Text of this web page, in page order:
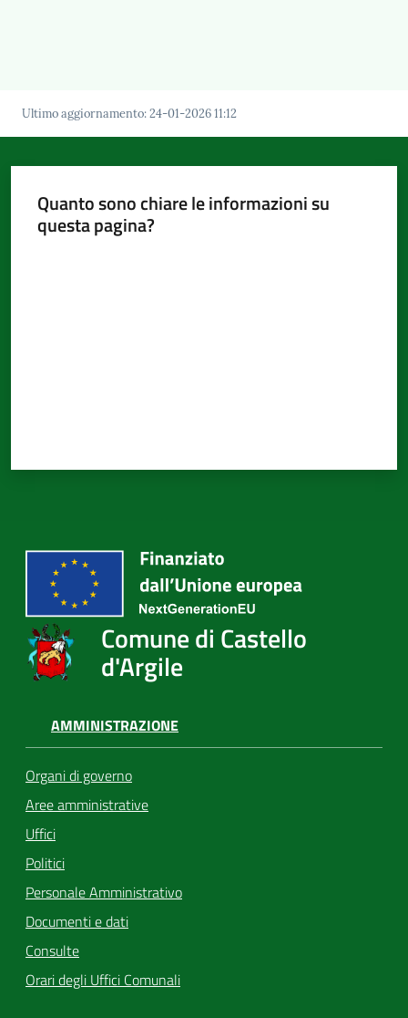
Ultimo aggiornamento:24-01-2026 11:12
Quanto sono chiare le informazioni su
questa pagina?
Comune di Castello
d'Argile
AMMINISTRAZIONE
Organi di governo
Aree amministrative
Uffici
Politici
Personale Amministrativo
Documenti e dati
Consulte
Orari degli Uffici Comunali